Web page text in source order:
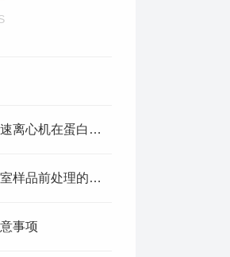
高效分离技术：高速离心机在蛋白质纯化中的应用
翻转振荡器：实验室样品前处理的得力助手
事项